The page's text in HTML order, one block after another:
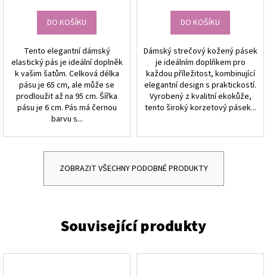
DO KOŠÍKU
Tento elegantní dámský
elastický pás je ideální doplněk
k vašim šatům. Celková délka
pásu je 65 cm, ale může se
prodloužit až na 95 cm. Šířka
pásu je 6 cm. Pás má černou
barvu s...
DO KOŠÍKU
Dámský strečový kožený pásek
je ideálním doplňkem pro
každou příležitost, kombinující
elegantní design s praktickostí.
Vyrobený z kvalitní ekokůže,
tento široký korzetový pásek...
ZOBRAZIT VŠECHNY PODOBNÉ PRODUKTY